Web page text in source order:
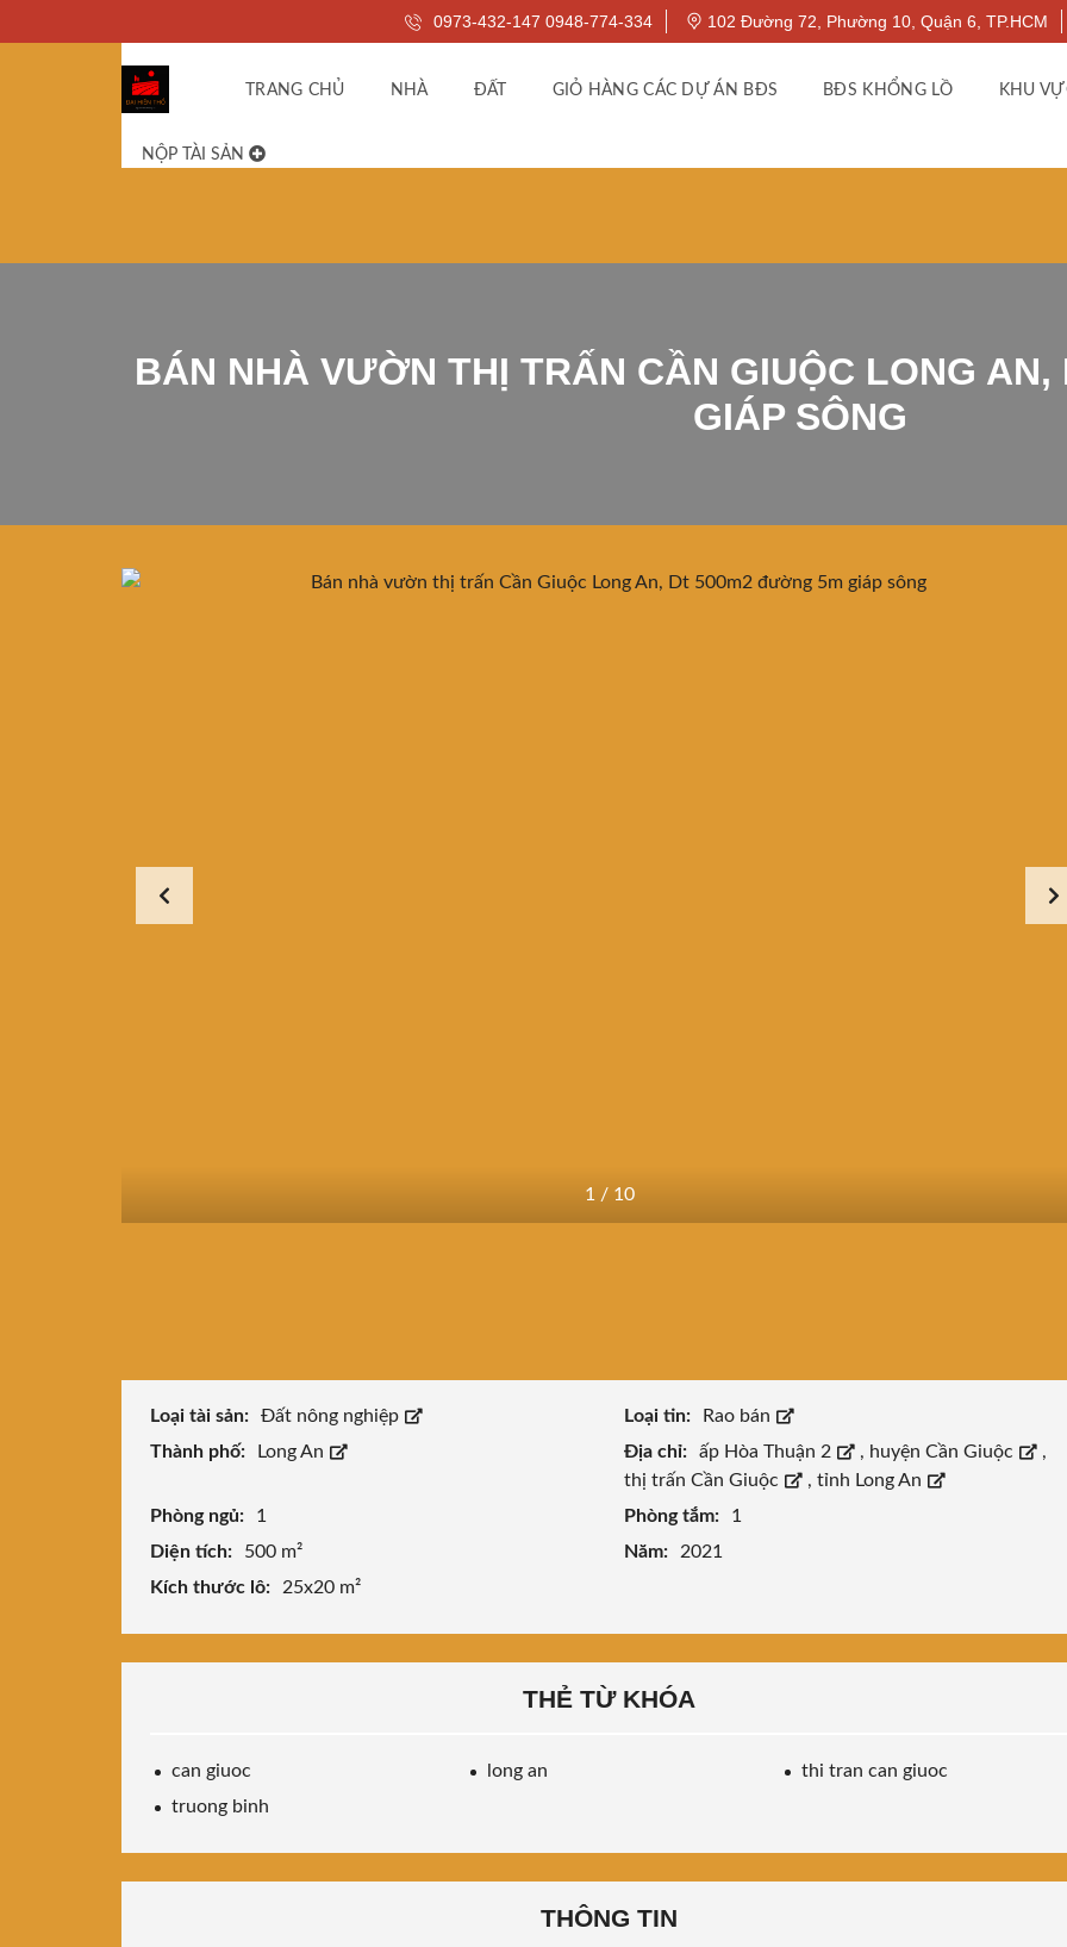
0973-432-147 0948-774-334 102 Đường 72, Phường 10, Quận 6, TP.HCM
TRANG CHỦ NHÀ ĐẤT GIỎ HÀNG CÁC DỰ ÁN BĐS BĐS KHỔNG LỒ KHU
NỘP TÀI SẢN
BÁN NHÀ VƯỜN THỊ TRẤN CẦN GIUỘC LONG
GIÁP SÔNG
1 / 10
Loại tài sản: Đất nông nghiệp Loại tin:
Rao bán
Thành phố:
Long An Địa chỉ: ấp Hòa Thuận 2 , huyện Cần Giuộc
,
thị trấn Cần Giuộc
, tỉnh Long An
Phòng ngủ:
1 Phòng tắm:
1
Diện tích:
500 m² Năm:
2021
Kích thước lô:
25x20 m²
THẺ TỪ KHÓA
can giuoc long an
thi tran can giuoc
truong binh
THÔNG TIN